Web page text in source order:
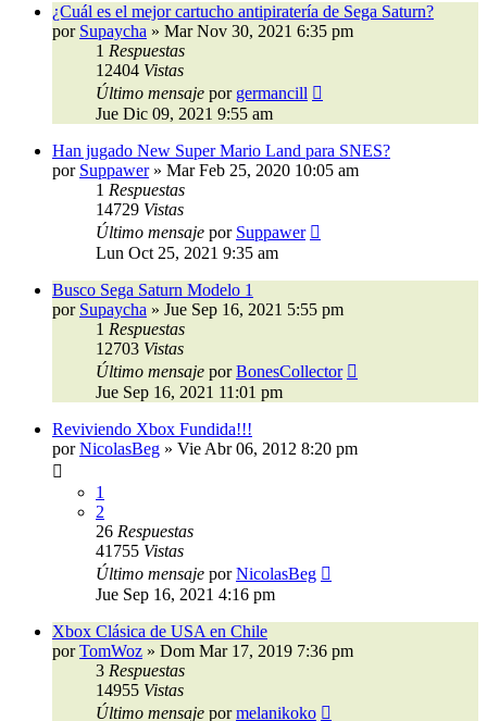
¿Cuál es el mejor cartucho antipiratería de Sega Saturn?
por Supaycha » Mar Nov 30, 2021 6:35 pm
1 Respuestas
12404 Vistas
Último mensaje por germancill
Jue Dic 09, 2021 9:55 am
Han jugado New Super Mario Land para SNES?
por Suppawer» Mar Feb 25, 2020 10:05 am
1 Respuestas
14729 Vistas
Último mensaje por Suppawer
Lun Oct 25, 2021 9:35 am
Busco Sega Saturn Modelo 1
por Supaycha » Jue Sep 16, 2021 5:55 pm
1 Respuestas
12703 Vistas
Último mensaje porBonesCollector
Jue Sep 16, 2021 11:01 pm
Reviviendo Xbox Fundida!!!
porNicolasBeg » Vie Abr 06, 2012 8:20 pm
1
2
26 Respuestas
41755 Vistas
Último mensaje porNicolasBeg
Jue Sep 16, 2021 4:16 pm
Xbox Clásica de USA en Chile
porTomWoz » Dom Mar 17, 2019 7:36 pm
3 Respuestas
14955 Vistas
Último mensaje pormelanikoko